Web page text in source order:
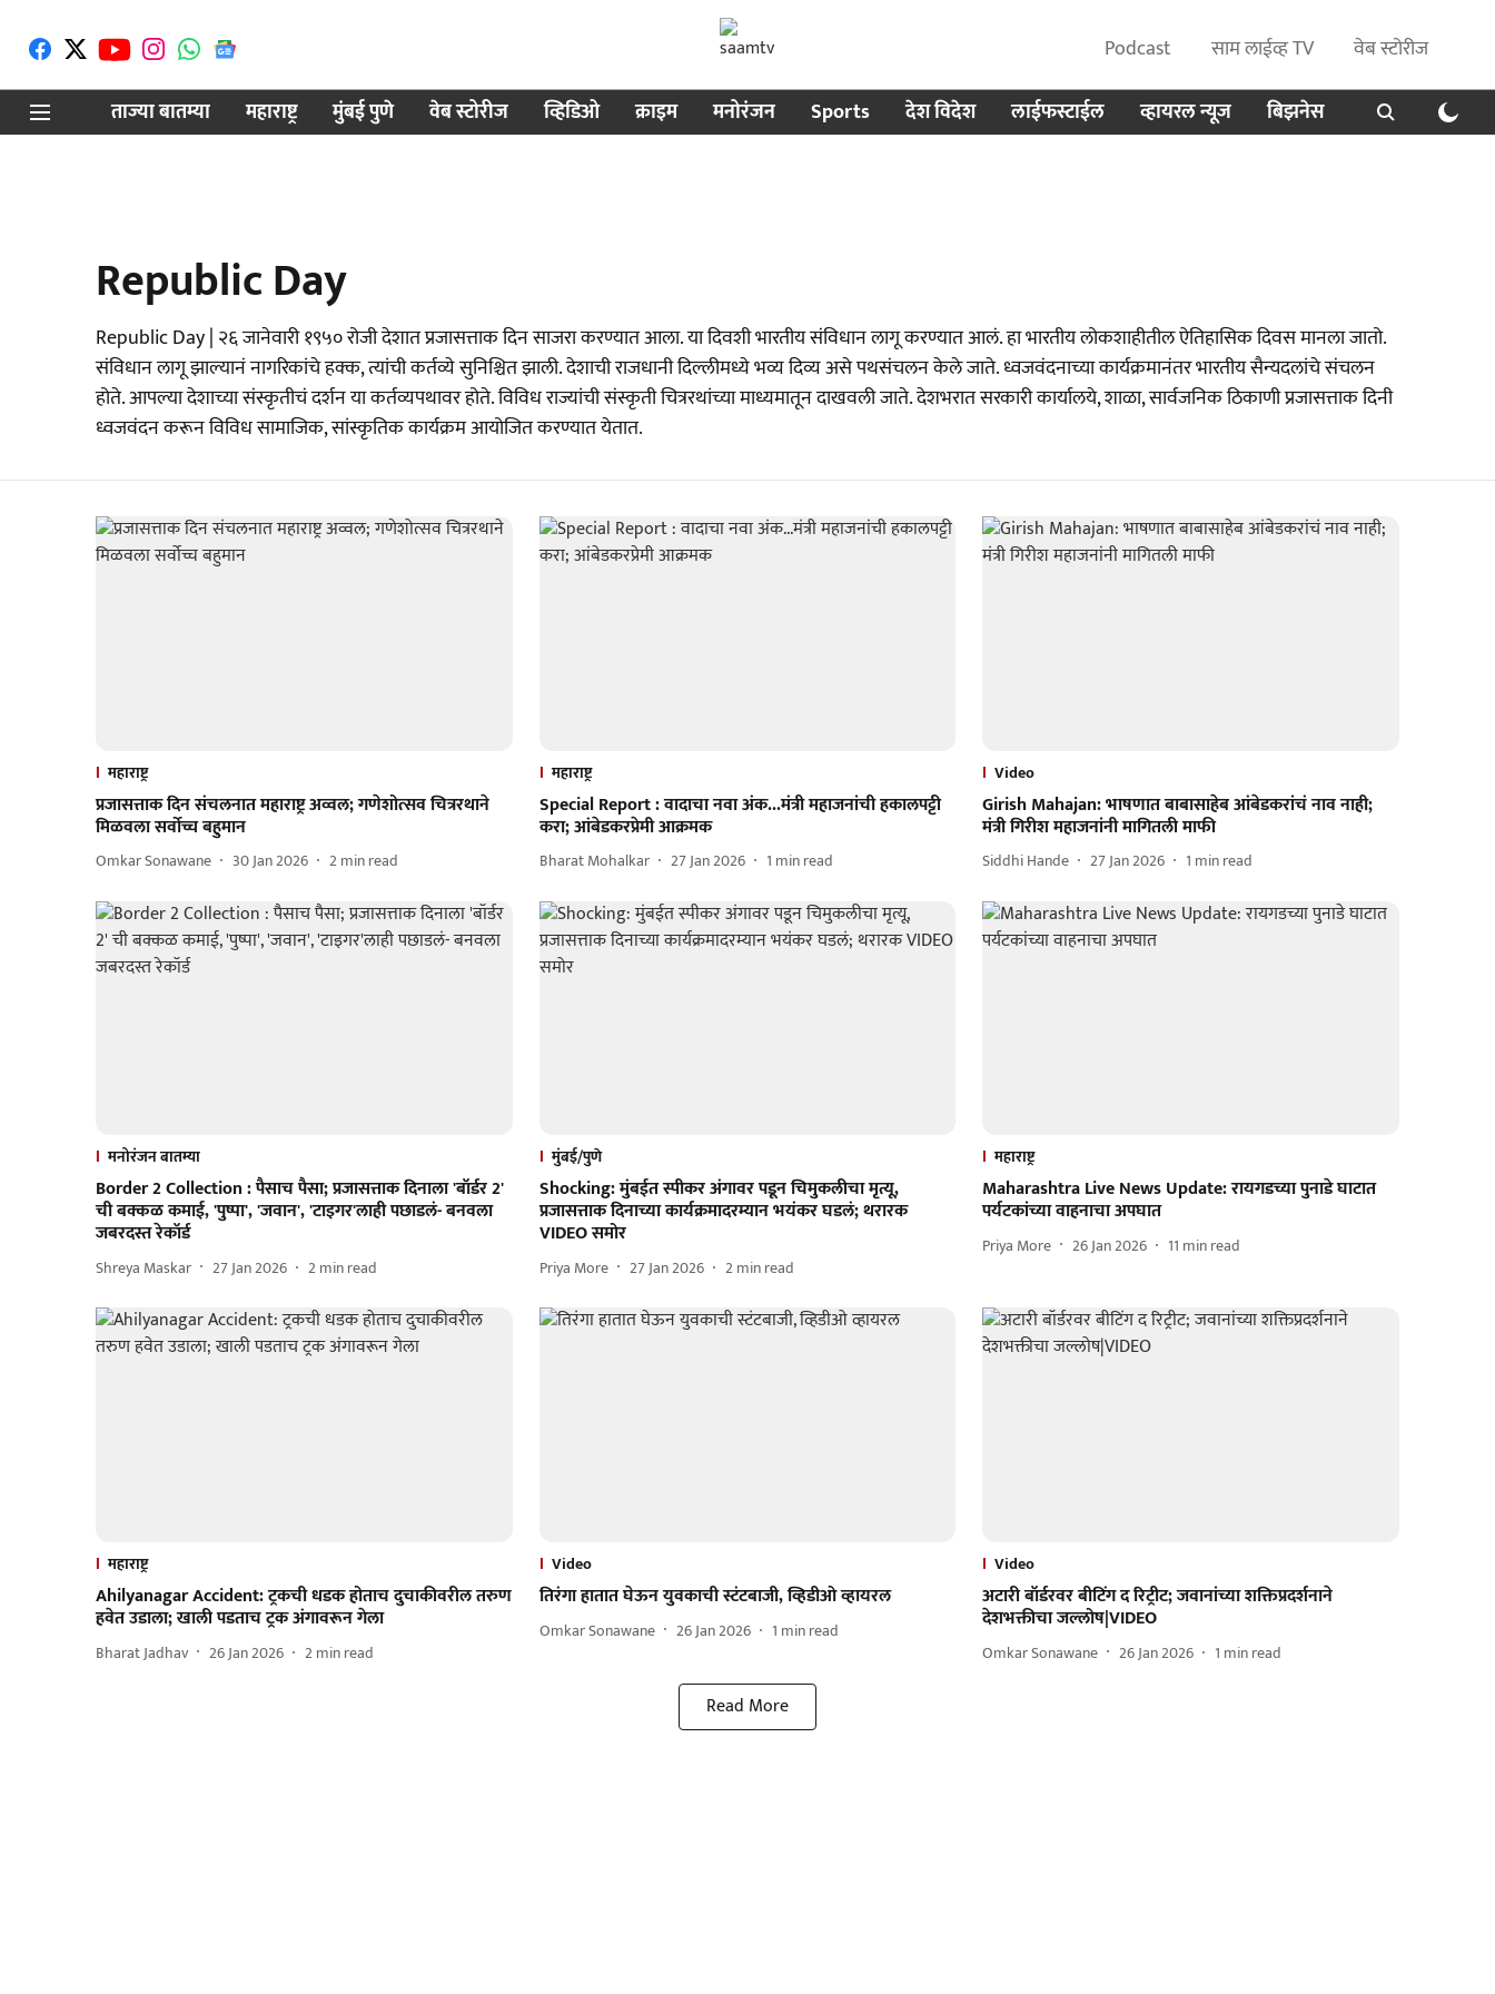
Podcast साम लाईव्ह TV
वेब स्टोरीज
ताज्या बातम्या
महाराष्ट्र मुंबई पुणे वेब स्टोरीज व्हिडिओ क्राइम मनोरंजन Sports देश विदेश लाईफस्टाईल व्हायरल न्यूज बिझनेस
Republic Day
Republic Day | २६ जानेवारी १९५० रोजी देशात प्रजासत्ताक दिन साजरा करण्यात आला. या दिवशी भारतीय संविधान लागू करण्यात आलं. हा भारतीय लोकशाहीतील ऐतिहासिक दिवस मानला जातो.
संविधान लागू झाल्यानं नागरिकांचे हक्क, त्यांची कर्तव्ये सुनिश्चित झाली. देशाची राजधानी दिल्लीमध्ये भव्य दिव्य असे पथसंचलन केले जाते. ध्वजवंदनाच्या कार्यक्रमानंतर भारतीय सैन्यदलांचे संचलन
होते. आपल्या देशाच्या संस्कृतीचं दर्शन या कर्तव्यपथावर होते. विविध राज्यांची संस्कृती चित्ररथांच्या माध्यमातून दाखवली जाते. देशभरात सरकारी कार्यालये, शाळा, सार्वजनिक ठिकाणी प्रजासत्ताक दिनी
ध्वजवंदन करून विविध सामाजिक, सांस्कृतिक कार्यक्रम आयोजित करण्यात येतात.
महाराष्ट्र
प्रजासत्ताक दिन संचलनात महाराष्ट्र अव्वल; गणेशोत्सव चित्ररथाने
मिळवला सर्वोच्च बहुमान
Omkar Sonawane 30 Jan 2026 2min read
महाराष्ट्र
Special Report : वादाचा नवा अंक...मंत्री महाजनांची हकालपट्टी
करा; आंबेडकरप्रेमी आक्रमक
Bharat Mohalkar 27 Jan 2026 1 min read
Video
Girish Mahajan: भाषणात बाबासाहेब आंबेडकरांचं नाव नाही;
मंत्री गिरीश महाजनांनी मागितली माफी
Siddhi Hande 27 Jan 2026 1 min read
मनोरंजन बातम्या
Border 2 Collection : पैसाच पैसा; प्रजासत्ताक दिनाला 'बॉर्डर 2'
ची बक्कळ कमाई, 'पुष्पा', 'जवान', 'टाइगर'लाही पछाडलं- बनवला
जबरदस्त रेकॉर्ड
Shreya Maskar 27 Jan 2026 2min read
मुंबई/पुणे
Shocking: मुंबईत स्पीकर अंगावर पडून चिमुकलीचा मृत्यू,
प्रजासत्ताक दिनाच्या कार्यक्रमादरम्यान भयंकर घडलं; थरारक
VIDEO समोर
Priya More 27 Jan 2026 2min read
महाराष्ट्र
Maharashtra Live News Update: रायगडच्या पुनाडे घाटात
पर्यटकांच्या वाहनाचा अपघात
Priya More 26 Jan 2026 11 min read
महाराष्ट्र
Ahilyanagar Accident: ट्रकची धडक होताच दुचाकीवरील तरुण
हवेत उडाला; खाली पडताच ट्रक अंगावरून गेला
Bharat Jadhav 26 Jan 2026 2min read
Video
तिरंगा हातात घेऊन युवकाची स्टंटबाजी, व्हिडीओ व्हायरल
Omkar Sonawane 26 Jan 2026 1 min read
Video
अटारी बॉर्डरवर बीटिंग द रिट्रीट; जवानांच्या शक्तिप्रदर्शनाने
देशभक्तीचा जल्लोष|VIDEO
Omkar Sonawane 26 Jan 2026 1 min read
Read More